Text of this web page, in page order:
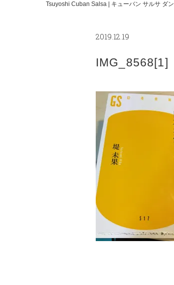
Tsuyoshi Cuban Salsa | キューバン サルサ ダ
2019.12.19
IMG_8568[1]